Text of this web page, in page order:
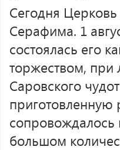
Сегодня
Серафима. 1
состоялась его
торжеством,
Саровского
приготовленную
большом